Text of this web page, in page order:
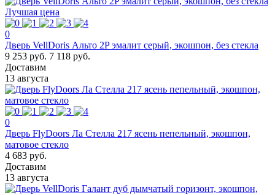
Лучшая цена
0
Дверь VellDoris Альто 2P эмалит серый, экошпон, без стекла
9 253 руб. 7 118 руб.
Доставим
13 августа
0
Дверь FlyDoors Ла Стелла 217 ясень пепельный, экошпон,
матовое стекло
4 683 руб.
Доставим
13 августа